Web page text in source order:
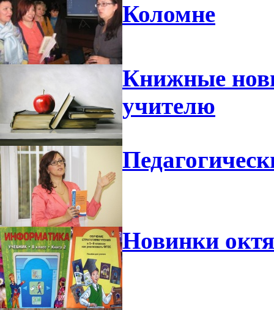
Коломне
Книжные
учителю
Новинки